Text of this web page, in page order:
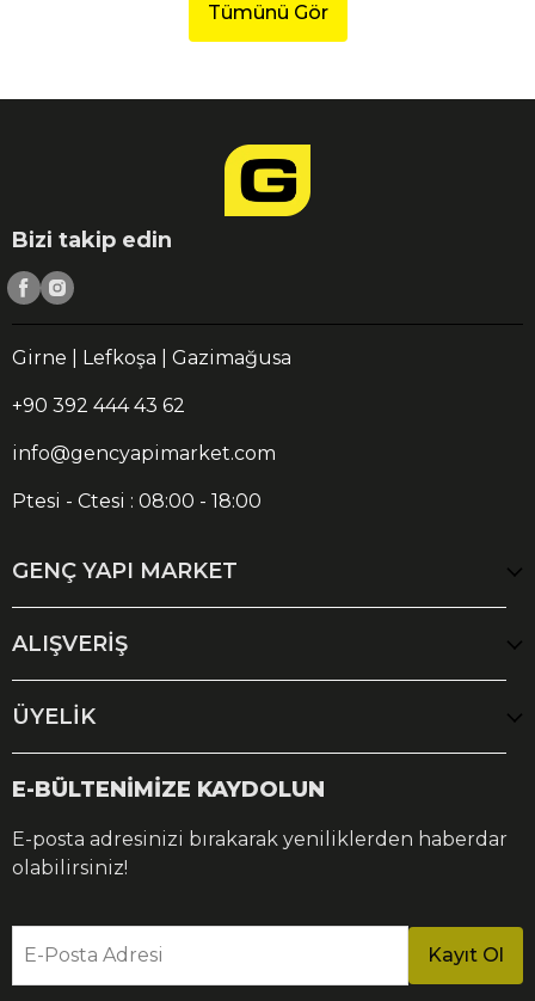
Tümünü Gör
Bizi takip edin
Girne | Lefkoşa | Gazimağusa
+90 392 444 43 62
info@gencyapimarket.com
Ptesi - Ctesi : 08:00 - 18:00
GENÇ YAPI MARKET
ALIŞVERİŞ
ÜYELİK
E-BÜLTENİMİZE KAYDOLUN
E-posta adresinizi bırakarak yeniliklerden haberdar
olabilirsiniz!
E-Posta Adresi Kayıt Ol